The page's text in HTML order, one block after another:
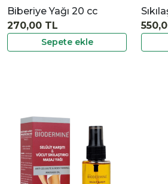
Biberiye Yağı 20 cc
Sepete ekle
270,00 TL